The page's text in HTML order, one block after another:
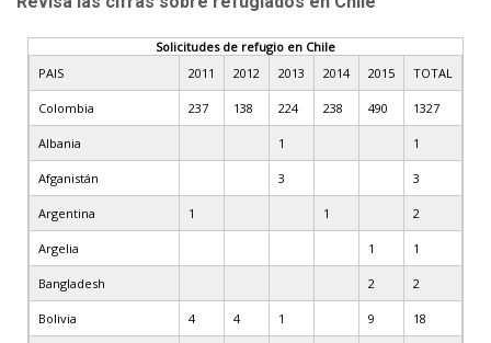
Solicitudes de refugio en Chile
PAIS
2011 2012 2013 2014 2015 TOTAL
Colombia 237 138 224 238 490 1327
Albania 1 1
Afganistán 3 3
Argentina 1 1 2
Argelia 1 1
Bangladesh 2 2
Bolivia 4 4 1 9 18